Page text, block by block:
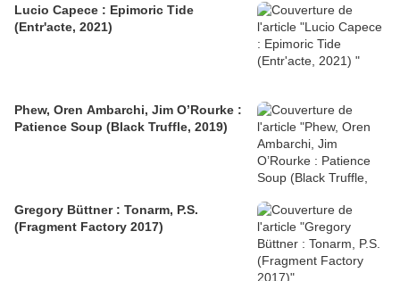
Lucio Capece : Epimoric Tide
(Entr'acte, 2021)
Phew, Oren Ambarchi, Jim O’Rourke :
Patience Soup (Black Truffle, 2019)
Gregory Büttner : Tonarm, P.S.
(Fragment Factory 2017)